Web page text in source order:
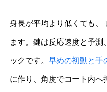
身長が平均より低くても、
ます。鍵は反応速度と予
ックです。 早めの初動と手
に作り、角度でコート内へ